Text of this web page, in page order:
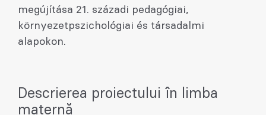
megújítása 21. századi pedagógiai,
környezetpszichológiai és társadalmi
alapokon.
Descrierea proiectului în limba
maternă